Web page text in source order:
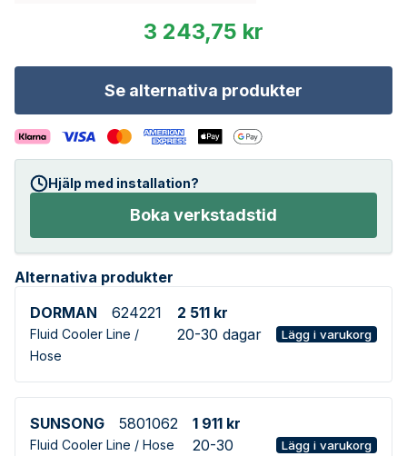
3 243,75 kr
Se alternativa produkter
Hjälp med installation?
Boka verkstadstid
Alternativa produkter
DORMAN
624221
Fluid Cooler Line /
Hose
2 511 kr
20-30 dagar
Lägg i varukorg
SUNSONG 5801062
Fluid Cooler Line / Hose
1 911 kr
20-30
Lägg i varukorg